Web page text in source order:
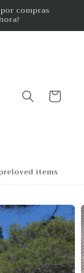
compras
Carrito
items